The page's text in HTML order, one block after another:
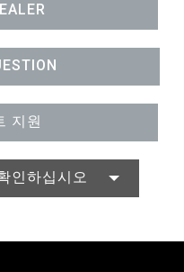
지원
인하십시오